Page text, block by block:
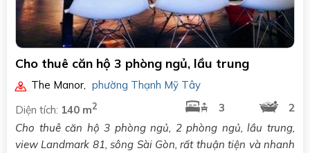
Cho thuê căn hộ 3 phòng ngủ, lầu trung
The Manor
phường Thạnh Mỹ Tây
Diện tích: 140 m2 3
2
Cho thuê căn hộ 3 phòng ngủ, 2 phòng ngủ, lầu trung,
view Landmark 81, sông Sài Gòn, rất thuận tiện và nhanh